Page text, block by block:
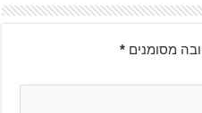
מסומנים *